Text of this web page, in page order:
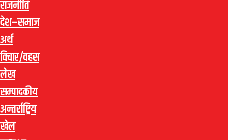
राजनीति
देश–समाज
अर्थ
विचार/वहस
लेख
सम्पादकीय
अन्तर्राष्ट्रिय
खेल